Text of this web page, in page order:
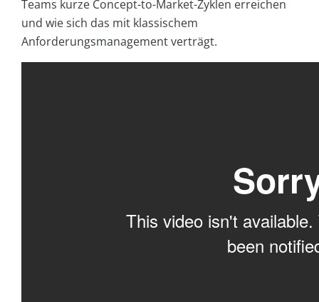
Teams kurze Concept-to-Market-Zyklen erreichen
und wie sich das mit klassischem
Anforderungsmanagement verträgt.